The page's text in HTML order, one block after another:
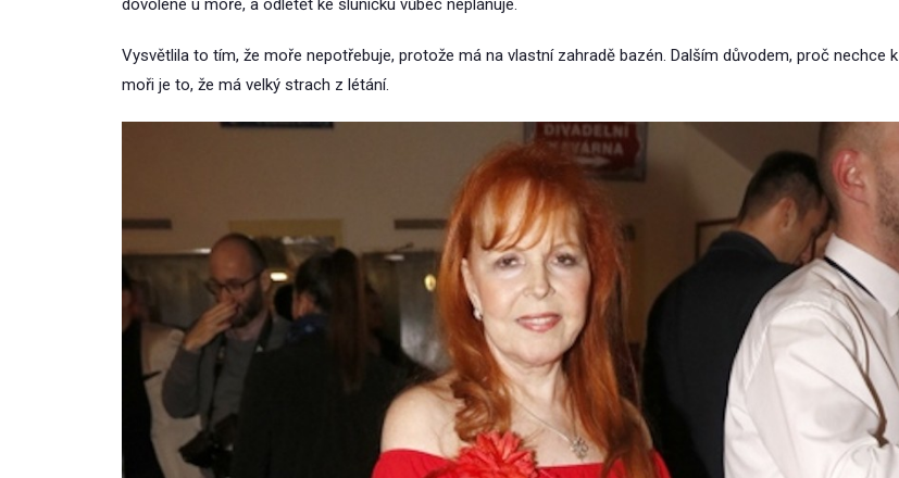
dovolené u moře, a odletět ke sluníčku vůbec neplánuje.
Vysvětlila to tím, že moře nepotřebuje, protože má na vlastní zahradě bazén. Dalším důvodem, proč nechce k
moři je to, že má velký strach z létání.